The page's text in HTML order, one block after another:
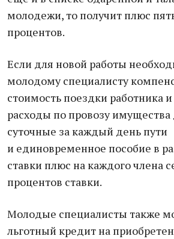
молодежи, то получит плюс
процентов.
Если для новой работы
молодому специалисту
стоимость поездки работника
расходы по провозу имущества
суточные за каждый день пути
и единовременное пособие в
ставки плюс на каждого члена
процентов ставки.
Молодые специалисты также
льготный кредит на